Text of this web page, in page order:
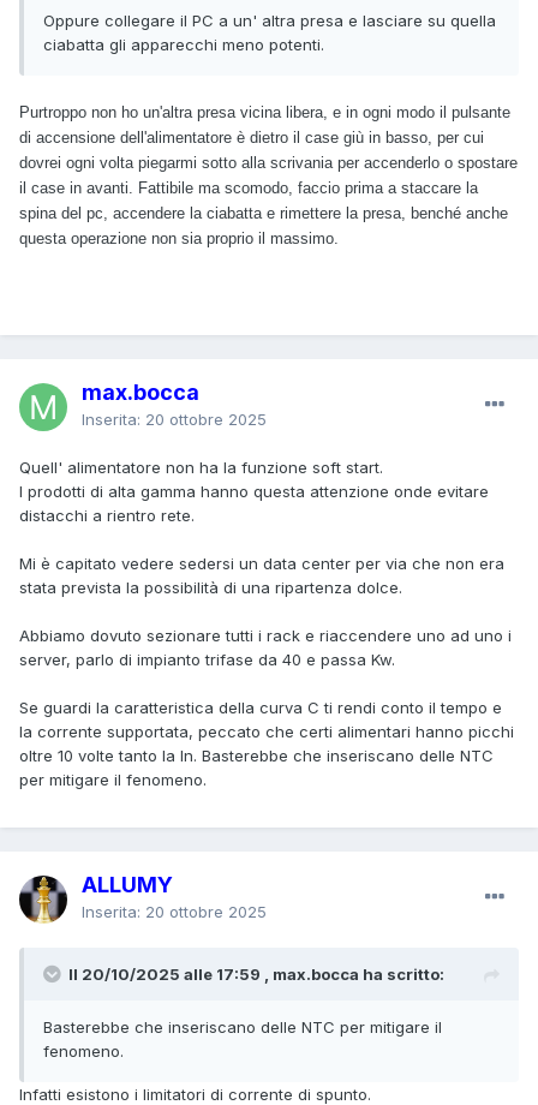
Oppure collegare il PC a un' altra presa e lasciare su quella
ciabatta gli apparecchi meno potenti.
Purtroppo non ho un'altra presa vicina libera, e in ogni modo il pulsante
di accensione dell'alimentatore è dietro il case giù in basso, per cui
dovrei ogni volta piegarmi sotto alla scrivania per accenderlo o spostare
il case in avanti. Fattibile ma scomodo, faccio prima a staccare la
spina del pc, accendere la ciabatta e rimettere la presa, benché anche
questa operazione non sia proprio il massimo.
max.bocca
Inserita: 20 ottobre 2025
Quell' alimentatore non ha la funzione soft start.
I prodotti di alta gamma hanno questa attenzione onde evitare
distacchi a rientro rete.
Mi è capitato vedere sedersi un data center per via che non era
stata prevista la possibilità di una ripartenza dolce.
Abbiamo dovuto sezionare tutti i rack e riaccendere uno ad uno i
server, parlo di impianto trifase da 40 e passa Kw.
Se guardi la caratteristica della curva C ti rendi conto il tempo e
la corrente supportata, peccato che certi alimentari hanno picchi
oltre 10 volte tanto la In. Basterebbe che inseriscano delle NTC
per mitigare il fenomeno.
ALLUMY
Inserita: 20 ottobre 2025
Il 20/10/2025 alle 17:59 , max.bocca ha scritto:
Basterebbe che inseriscano delle NTC per mitigare il
fenomeno.
Infatti esistono i limitatori di corrente di spunto.